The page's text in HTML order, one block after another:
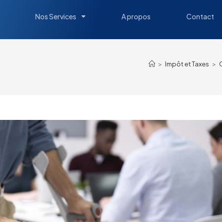
Nos Services A propos Contact
> Impôt et Taxes >